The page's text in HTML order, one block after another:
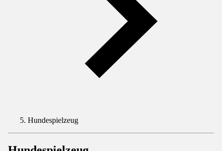
Hundespielzeug